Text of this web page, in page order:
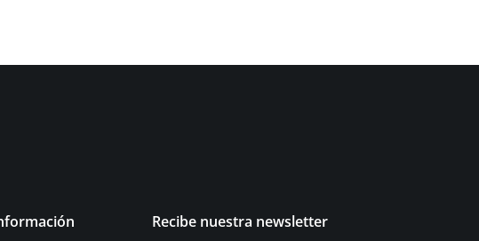
Recibe nuestra newsletter